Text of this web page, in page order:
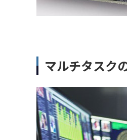
マルチタスク